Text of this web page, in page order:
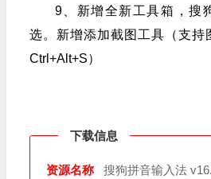
9、新增全新工具箱，搜
选。新增添加截图工具（支持
Ctrl+Alt+S）
下载信息
资源名称
搜狗拼音输入法